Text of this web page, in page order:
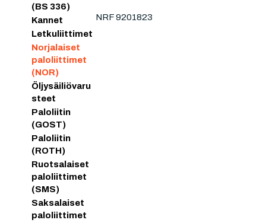
(BS 336)
Kannet
Letkuliittimet
Norjalaiset
paloliittimet
(NOR)
Öljysäiliövaru
steet
Paloliitin
(GOST)
Paloliitin
(ROTH)
Ruotsalaiset
paloliittimet
(SMS)
Saksalaiset
paloliittimet
NRF 9201823